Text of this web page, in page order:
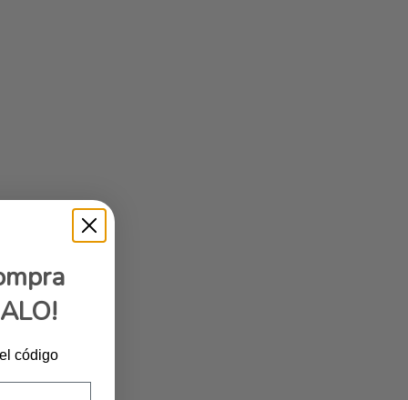
código